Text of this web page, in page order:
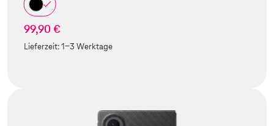
99,90 €
Lieferzeit:1-3 Werktage